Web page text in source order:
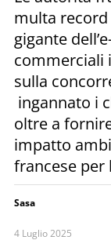
multa
gigante
commerciali
sulla
ingannato i
oltre a
impatto
francese per
Sasa
4 Luglio 2025